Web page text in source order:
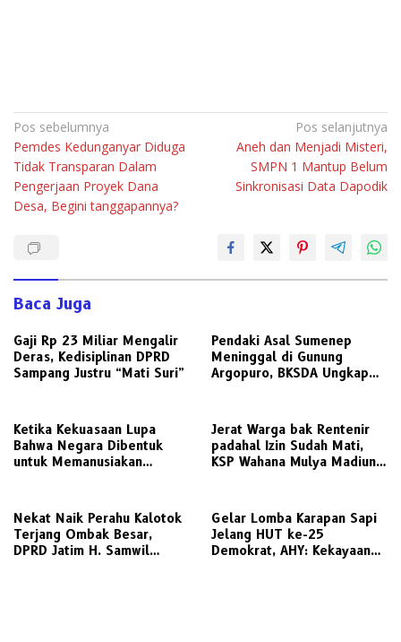
Navigasi
pos
Pos sebelumnya
Pemdes Kedunganyar Diduga
Tidak Transparan Dalam
Pengerjaan Proyek Dana
Desa, Begini tanggapannya?
Pos selanjutnya
Aneh dan Menjadi Misteri,
SMPN 1 Mantup Belum
Sinkronisasi Data Dapodik
Baca Juga
Gaji Rp 23 Miliar Mengalir
Deras, Kedisiplinan DPRD
Sampang Justru “Mati Suri”
Pendaki Asal Sumenep
Meninggal di Gunung
Argopuro, BKSDA Ungkap
Ketika Kekuasaan Lupa
Bahwa Negara Dibentuk
untuk Memanusiakan
Jerat Warga bak Rentenir
padahal Izin Sudah Mati,
KSP Wahana Mulya Madiun
Nekat Naik Perahu Kalotok
Terjang Ombak Besar,
DPRD Jatim H. Samwil
Gelar Lomba Karapan Sapi
Jelang HUT ke-25
Demokrat, AHY: Kekayaan